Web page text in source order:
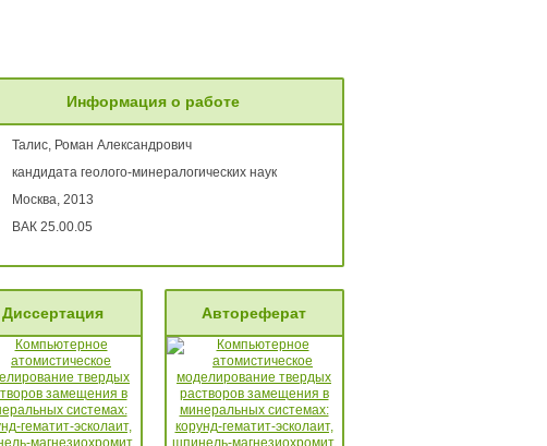
Информация о работе
Талис, Роман Александрович
кандидата геолого-минералогических наук
Москва, 2013
ВАК 25.00.05
Диссертация Автореферат